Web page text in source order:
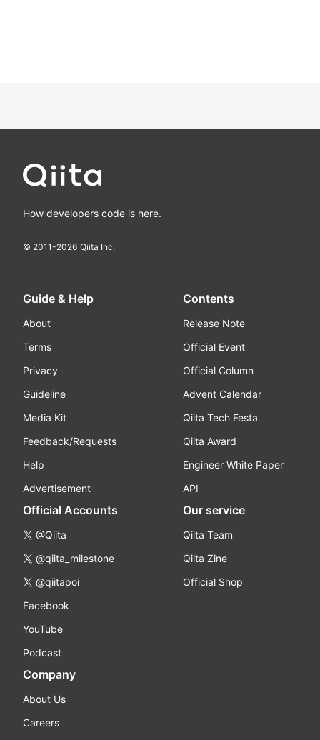
How developers code is here.
© 2011-2026 Qiita Inc.
Guide & Help
About
Terms
Privacy
Guideline
Media Kit
Feedback/Requests
Help
Advertisement
Contents
Release Note
Official Event
Official Column
Advent Calendar
Qiita Tech Festa
Qiita Award
Engineer White Paper
API
Official Accounts
@Qiita
@qiita_milestone
@qiitapoi
Facebook
YouTube
Podcast
Our service
Qiita Team
Qiita Zine
Official Shop
Company
About Us
Careers